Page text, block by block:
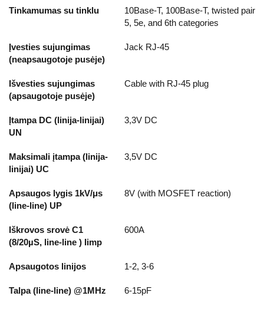
Tinkamumas su tinklu
10Base-T, 100Base-T, twisted pair
5, 5e, and 6th categories
Įvesties sujungimas
(neapsaugotoje pusėje)
Jack RJ-45
Išvesties sujungimas
(apsaugotoje pusėje)
Cable with RJ-45 plug
Įtampa DC (linija-linijai)
UN
3,3V DC
Maksimali įtampa (linija-
linijai) UC
3,5V DC
Apsaugos lygis 1kV/μs
(line-line) UP
8V (with MOSFET reaction)
Iškrovos srovė C1
(8/20µS, line-line ) Iimp
600A
Apsaugotos linijos 1-2, 3-6
Talpa (line-line) @1MHz 6-15pF